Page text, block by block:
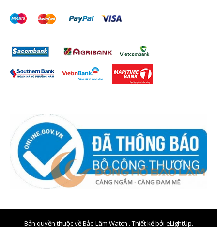
Bản quyền thuộc về Bảo Lâm Watch . Thiết kế bởi eLightUp.